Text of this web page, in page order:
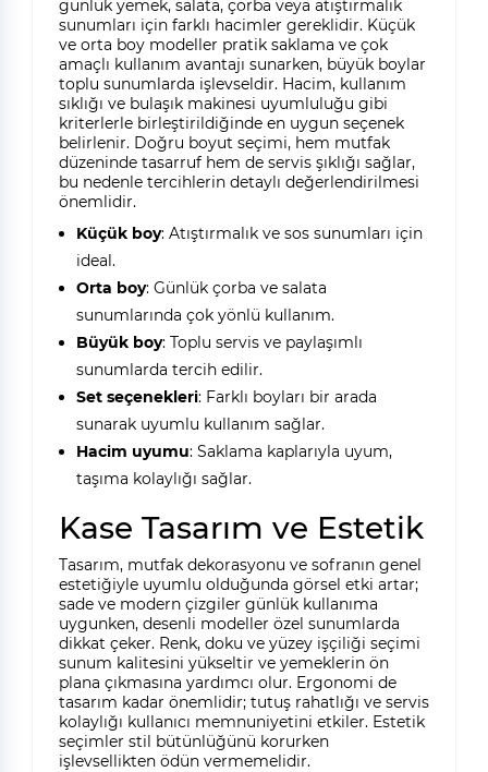
günlük yemek, salata, çorba veya atıştırmalık
sunumları için farklı hacimler gereklidir. Küçük
ve orta boy modeller pratik saklama ve çok
amaçlı kullanım avantajı sunarken, büyük boylar
toplu sunumlarda işlevseldir. Hacim, kullanım
sıklığı ve bulaşık makinesi uyumluluğu gibi
kriterlerle birleştirildiğinde en uygun seçenek
belirlenir. Doğru boyut seçimi, hem mutfak
düzeninde tasarruf hem de servis şıklığı sağlar,
bu nedenle tercihlerin detaylı değerlendirilmesi
önemlidir.
Küçük boy: Atıştırmalık ve sos sunumları için
ideal.
Orta boy: Günlük çorba ve salata
sunumlarında çok yönlü kullanım.
Büyük boy: Toplu servis ve paylaşımlı
sunumlarda tercih edilir.
Set seçenekleri: Farklı boyları bir arada
sunarak uyumlu kullanım sağlar.
Hacim uyumu: Saklama kaplarıyla uyum,
taşıma kolaylığı sağlar.
Kase Tasarım ve Estetik
Tasarım, mutfak dekorasyonu ve sofranın genel
estetiğiyle uyumlu olduğunda görsel etki artar;
sade ve modern çizgiler günlük kullanıma
uygunken, desenli modeller özel sunumlarda
dikkat çeker. Renk, doku ve yüzey işçiliği seçimi
sunum kalitesini yükseltir ve yemeklerin ön
plana çıkmasına yardımcı olur. Ergonomi de
tasarım kadar önemlidir; tutuş rahatlığı ve servis
kolaylığı kullanıcı memnuniyetini etkiler. Estetik
seçimler stil bütünlüğünü korurken
işlevsellikten ödün vermemelidir.